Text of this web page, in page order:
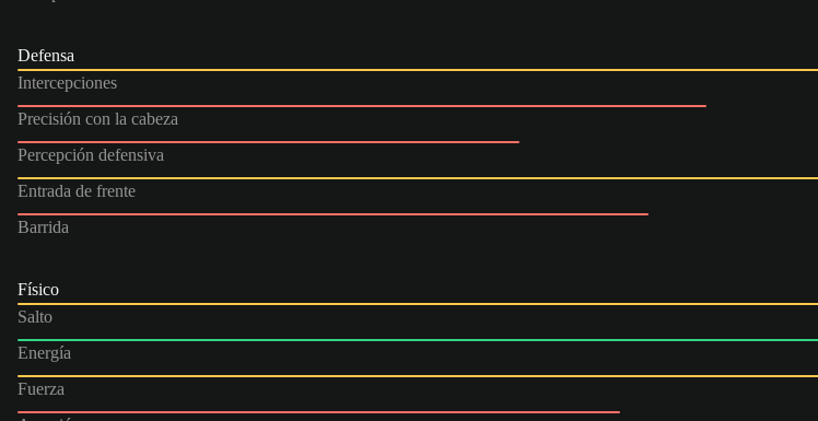
Defensa
Intercepciones
Precisión con la cabeza
Percepción defensiva
Entrada de frente
Barrida
Físico
Salto
Energía
Fuerza